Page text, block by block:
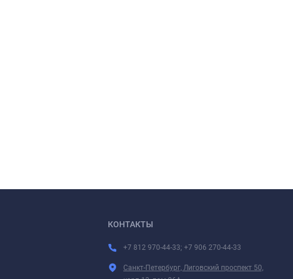
КОНТАКТЫ
+7 812 970-44-33; +7 906 270-44-33
Санкт-Петербург, Лиговский проспект 50,